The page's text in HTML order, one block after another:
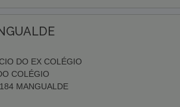
DO EX COLÉGIO
COLÉGIO
MANGUALDE